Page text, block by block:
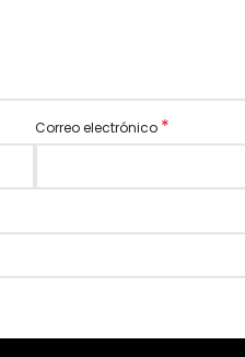
Correo electrónico *